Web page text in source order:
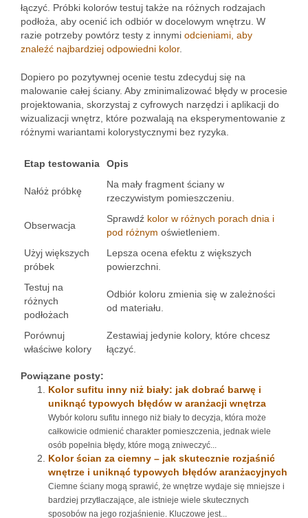
łączyć. Próbki kolorów testuj także na różnych rodzajach
podłoża, aby ocenić ich odbiór w docelowym wnętrzu. W
razie potrzeby powtórz testy z innymi odcieniami, aby
znaleźć najbardziej odpowiedni kolor.
Dopiero po pozytywnej ocenie testu zdecyduj się na
malowanie całej ściany. Aby zminimalizować błędy w procesie
projektowania, skorzystaj z cyfrowych narzędzi i aplikacji do
wizualizacji wnętrz, które pozwalają na eksperymentowanie z
różnymi wariantami kolorystycznymi bez ryzyka.
Etap testowania Opis
Nałóż próbkę
Na mały fragment ściany w
rzeczywistym pomieszczeniu.
Obserwacja
Sprawdź kolor w różnych porach dnia i
pod różnym oświetleniem.
Użyj większych
próbek
Lepsza ocena efektu z większych
powierzchni.
Testuj na
różnych
podłożach
Odbiór koloru zmienia się w zależności
od materiału.
Porównuj
właściwe kolory
Zestawiaj jedynie kolory, które chcesz
łączyć.
Powiązane posty:
Kolor sufitu inny niż biały: jak dobrać barwę i
uniknąć typowych błędów w aranżacji wnętrza
Wybór koloru sufitu innego niż biały to decyzja, która może
całkowicie odmienić charakter pomieszczenia, jednak wiele
osób popełnia błędy, które mogą zniweczyć...
Kolor ścian za ciemny – jak skutecznie rozjaśnić
wnętrze i uniknąć typowych błędów aranżacyjnych
Ciemne ściany mogą sprawić, że wnętrze wydaje się mniejsze i
bardziej przytłaczające, ale istnieje wiele skutecznych
sposobów na jego rozjaśnienie. Kluczowe jest...